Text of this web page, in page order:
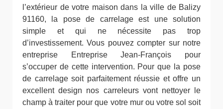
l’extérieur de votre maison dans la ville de Balizy
91160, la pose de carrelage est une solution
simple et qui ne nécessite pas trop
d’investissement. Vous pouvez compter sur notre
entreprise Entreprise Jean-François pour
s’occuper de cette intervention. Pour que la pose
de carrelage soit parfaitement réussie et offre un
excellent design nos carreleurs vont nettoyer le
champ à traiter pour que votre mur ou votre sol soit